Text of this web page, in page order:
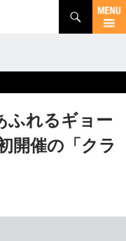
ふれるギョー
開催の「クラ